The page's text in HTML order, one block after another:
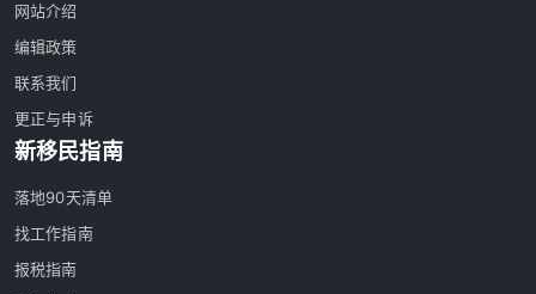
网站介绍
编辑政策
联系我们
更正与申诉
新移民指南
落地90天清单
找工作指南
报税指南